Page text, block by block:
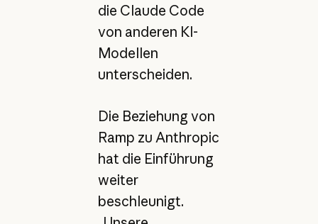
die Claude Code
von anderen KI-
Modellen
unterscheiden.
Die Beziehung von
Ramp zu Anthropic
hat die Einführung
weiter
beschleunigt.